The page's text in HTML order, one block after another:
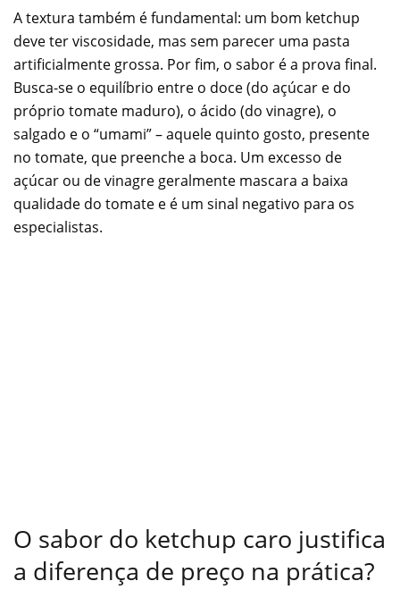
A textura também é fundamental: um bom ketchup
deve ter viscosidade, mas sem parecer uma pasta
artificialmente grossa. Por fim, o sabor é a prova final.
Busca-se o equilíbrio entre o doce (do açúcar e do
próprio tomate maduro), o ácido (do vinagre), o
salgado e o “umami” – aquele quinto gosto, presente
no tomate, que preenche a boca. Um excesso de
açúcar ou de vinagre geralmente mascara a baixa
qualidade do tomate e é um sinal negativo para os
especialistas.
O sabor do ketchup caro justifica
a diferença de preço na prática?